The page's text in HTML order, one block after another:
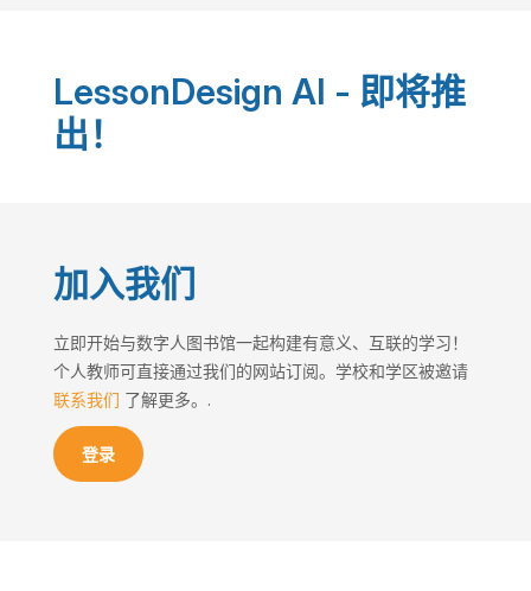
LessonDesign AI - 即将推
出！
加入我们
立即开始与数字人图书馆一起构建有意义、互联的学习！
个人教师可直接通过我们的网站订阅。学校和学区被邀请
联系我们 了解更多。.
登录